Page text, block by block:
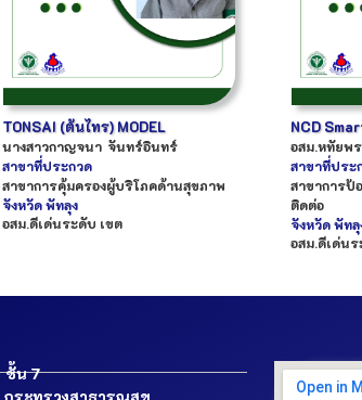
TONSAI (ต้นไทร) MODEL
นางสาวกาญจนา จันทร์อินทร์
สาขาที่ประกวด
สาขาการคุ้มครองผู้บริโภคด้านสุขภาพ
จังหวัดพัทลุง
อสม.ดีเด่นระดับ เขต
NCD
อสม.หทัยพร
สาขาที่ประ
สาขาการป้
ติดต่อ
จังหวัดพัทลุ
อสม.ดีเด่น
ชั้น 7